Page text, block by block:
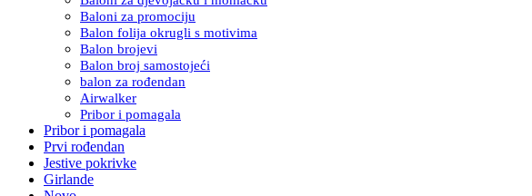
Baloni za promociju
Balon folija okrugli s motivima
Balon brojevi
Balon broj samostojeći
balon za rođendan
Airwalker
Pribor i pomagala
Pribor i pomagala
Prvi rođendan
Jestive pokrivke
Girlande